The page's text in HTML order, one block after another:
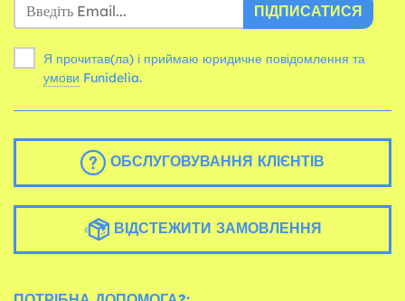
ПІДПИСАТИСЯ
Я прочитав(ла) і приймаю юридичне повідомлення та
умови Funidelia.
ОБСЛУГОВУВАННЯ КЛІЄНТІВ
ВІДСТЕЖИТИ ЗАМОВЛЕННЯ